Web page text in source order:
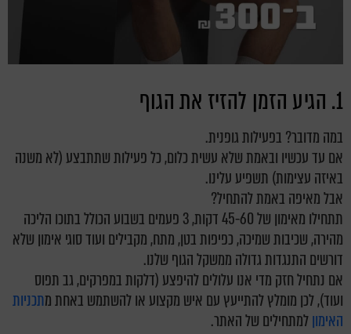
1. הגיע הזמן להזיז את הגוף
במה מדובר? בפעילות גופנית.
אם עד עכשיו ובאמת שלא עשית כלום, כל פעילות שתתבצע (לא משנה
באיזה עצימות) תשפיע עלינו.
אבל מאיפה באמת להתחיל?
תתחילו מאימון של 45-60 דקות, 3 פעמים בשבוע הכולל בתוכו הליכה
מהירה, שכיבות שמיכה, כפיפות בטן, מתח, מקבילים ועוד סוגי אימון שלא
דורשים התנגדות גדולה ממשקל הגוף שלנו.
אם נתחיל חזק מדי אנו עלולים להיפצע (דלקות במפרקים, גב תפוס
ועוד), לכן מומלץ להתייעץ עם איש מקצוע או להשתמש באחת מתכניות
האימוןלמתחילים של האתר.